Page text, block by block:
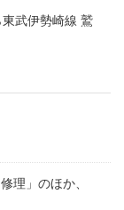
武伊勢崎線 鷲
理」のほか、